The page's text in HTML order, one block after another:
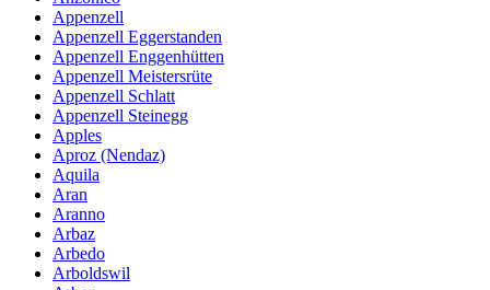
Appenzell
Appenzell Eggerstanden
Appenzell Enggenhütten
Appenzell Meistersrüte
Appenzell Schlatt
Appenzell Steinegg
Apples
Aproz (Nendaz)
Aquila
Aran
Aranno
Arbaz
Arbedo
Arboldswil